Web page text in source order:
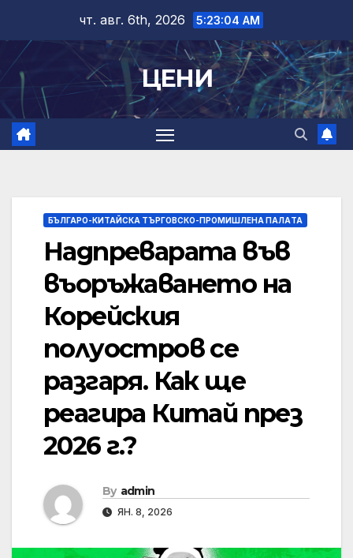
content
чт. авг. 6th, 2026 5:23:05 AM
ЦЕНИ
БЪЛГАРО-КИТАЙСКА ТЪРГОВСКО-ПРОМИШЛЕНА ПАЛAТА
Надпреварата във
въоръжаването на
Корейския
полуостров се
разгаря. Как ще
реагира Китай през
2026 г.?
By admin
ЯН. 8, 2026